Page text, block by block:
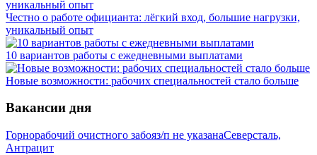
Честно о работе официанта: лёгкий вход, большие нагрузки,
уникальный опыт
10 вариантов работы с ежедневными выплатами
Новые возможности: рабочих специальностей стало больше
Вакансии дня
Горнорабочий очистного забояз/п не указанаСеверсталь,
Антрацит